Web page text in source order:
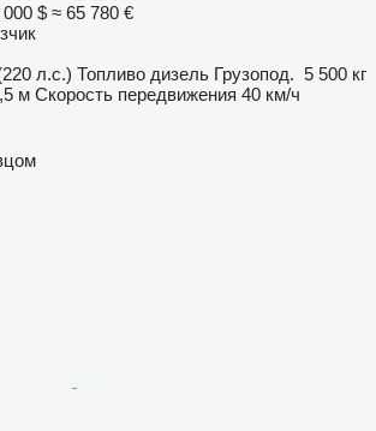
000 $ ≈ 65 780 €
л.с.) Топливо дизель Грузопод. 5 500 кг
м Скорость передвижения 40 км/ч